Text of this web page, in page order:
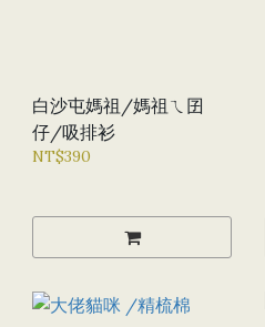
白沙屯媽祖/媽祖ㄟ囝
仔/吸排衫
NT$390